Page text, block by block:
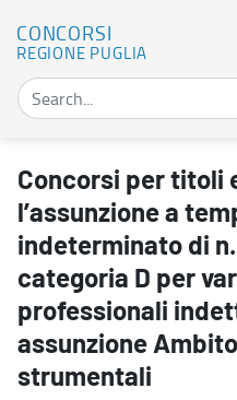
CONCORSI
REGIONE PUGLIA
Concorsi per titoli ed esame
Concorsi per titoli
l’assunzione a
indeterminato di
categoria D per
professionali
assunzione
strumentali